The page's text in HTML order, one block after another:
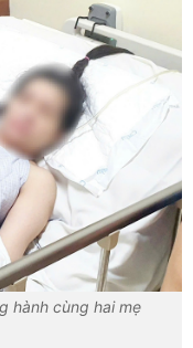
hành cùng hai mẹ